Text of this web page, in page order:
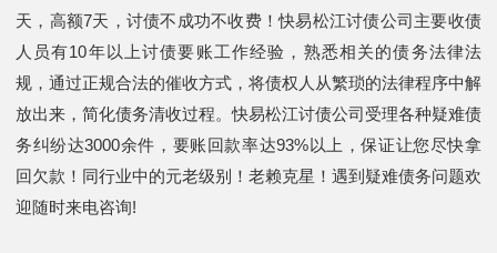
天，高额7天，讨债不成功不收费！快易松江讨债公司主要收债
人员有10年以上讨债要账工作经验，熟悉相关的债务法律法
规，通过正规合法的催收方式，将债权人从繁琐的法律程序中解
放出来，简化债务清收过程。快易松江讨债公司受理各种疑难债
务纠纷达3000余件，要账回款率达93%以上，保证让您尽快拿
回欠款！同行业中的元老级别！老赖克星！遇到疑难债务问题欢
迎随时来电咨询!